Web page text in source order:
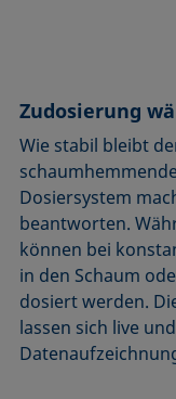
Zudosierung
Wie stabil bleibt
Dosiersystem
beantworten.
können bei
in den Schaum
dosiert werden.
lassen sich live